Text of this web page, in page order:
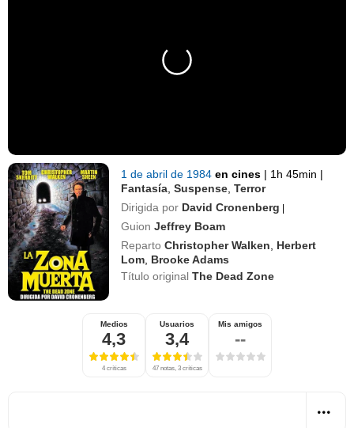
1 de abril de 1984en cines | 1h 45min |
Fantasía ,Suspense ,Terror
Dirigida por David Cronenberg |
Guion Jeffrey Boam
Reparto Christopher Walken
Herbert
Lom Brooke Adams
Título originalThe Dead Zone
Medios
4,3
4 críticas
Usuarios
3,4
47 notas, 3 críticas
Mis amigos
--